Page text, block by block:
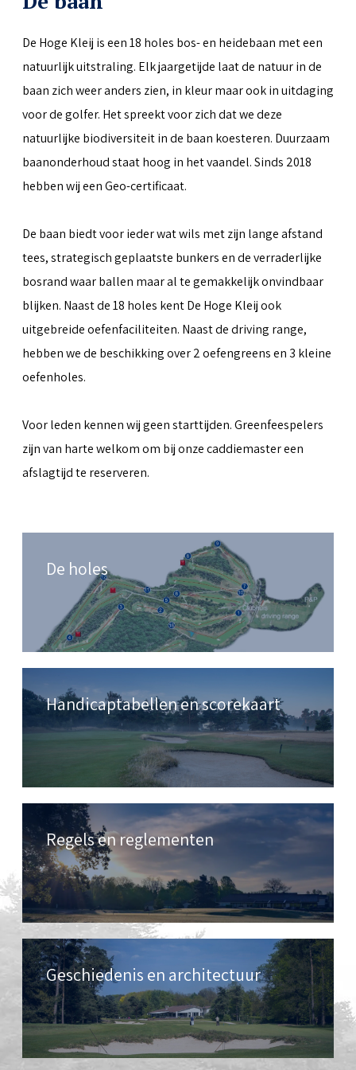
De Hoge Kleij is een 18 holes bos- en heidebaan met een
natuurlijk uitstraling. Elk jaargetijde laat de natuur in de
baan zich weer anders zien, in kleur maar ook in uitdaging
voor de golfer. Het spreekt voor zich dat we deze
natuurlijke biodiversiteit in de baan koesteren. Duurzaam
baanonderhoud staat hoog in het vaandel. Sinds 2018
hebben wij een Geo-certificaat.
De baan biedt voor ieder wat wils met zijn lange afstand
tees, strategisch geplaatste bunkers en de verraderlijke
bosrand waar ballen maar al te gemakkelijk onvindbaar
blijken. Naast de 18 holes kent De Hoge Kleij ook
uitgebreide oefenfaciliteiten. Naast de driving range,
hebben we de beschikking over 2 oefengreens en 3 kleine
oefenholes.
Voor leden kennen wij geen starttijden. Greenfeespelers
zijn van harte welkom om bij onze caddiemaster een
afslagtijd te reserveren.
De holes
Handicaptabellen en scorekaart
Regels en reglementen
Geschiedenis en architectuur